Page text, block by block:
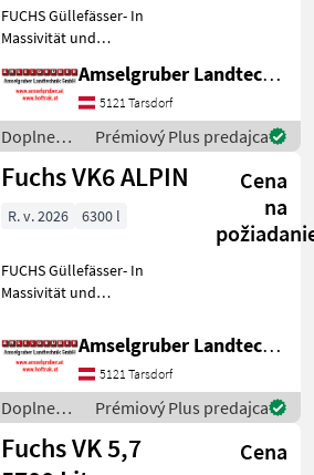
FUCHS Güllefässer- In
Massivität und
(Stärkste Materialstärken +
Beste Materialen und Beste
Komponenten der
führenden TOP Hersteller!)
Sei
Amselgruber Landtechnik GmbH
5121 Tarsdorf
Doplnenie
živin a
polievanie
Prémiový Plus predajca
Fuchs VK6 ALPIN
Cena
na
R. v. 2026 6300 l
FUCHS Güllefässer- In
Massivität und
(Stärkste Materialstärken +
Beste Materialen und Beste
Komponenten der
führenden TOP Hersteller!)
Sei
Amselgruber Landtechnik GmbH
5121 Tarsdorf
Doplnenie
živin a
polievanie
Prémiový Plus predajca
Fuchs VK 5,7
Cena